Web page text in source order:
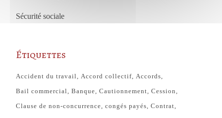
Sécurité sociale
Étiquettes
Accident du travail Accord collectif Accords
Bail commercial Banque Cautionnement Cession
Clause de non-concurrence congés payés Contrat